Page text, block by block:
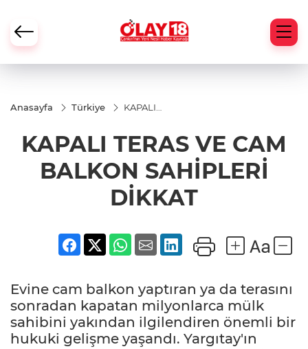
Anasayfa Türkiye
KAPALI
BALKON
SAHİPLERİ
DİKKAT
KAPALI TERAS VE CAM
BALKON SAHİPLERİ
DİKKAT
Evine cam balkon yaptıran ya da terasını
sonradan kapatan milyonlarca mülk
sahibini yakından ilgilendiren önemli bir
hukuki gelişme yaşandı. Yargıtay'ın